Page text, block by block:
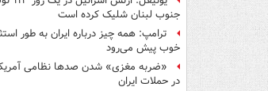
جنوب لبنان شلیک کرده است
ترامپ: همه چیز درباره ایران به طور
خوب پیش می‌رود
«ضربه مغزی» شدن صدها نظامی
در حملات ایران